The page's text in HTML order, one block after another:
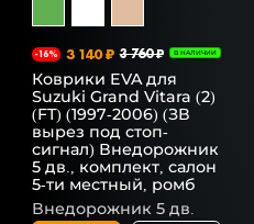
-16% 3 140 ₽ 3 760 ₽ В НАЛИЧИИ
Коврики EVA для
Suzuki Grand Vitara (2)
(FT) (1997-2006) (ЗВ
вырез под стоп-
сигнал) Внедорожник
5 дв., комплект, салон
5-ти местный, ромб
Внедорожник 5 дв.